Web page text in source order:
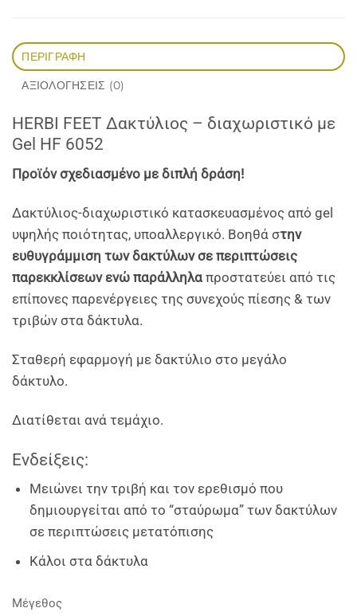
ΠΕΡΙΓΡΑΦΉ
ΑΞΙΟΛΟΓΉΣΕΙΣ (0)
HERBI FEET Δακτύλιος – διαχωριστικό με
Gel HF 6052
Προϊόν σχεδιασμένο με διπλή δράση!
Δακτύλιος-διαχωριστικό κατασκευασμένος από gel
υψηλής ποιότητας, υποαλλεργικό. Βοηθά στην
ευθυγράμμιση των δακτύλων σε περιπτώσεις
παρεκκλίσεων ενώ παράλληλα προστατεύει από τις
επίπονες παρενέργειες της συνεχούς πίεσης & των
τριβών στα δάκτυλα.
Σταθερή εφαρμογή με δακτύλιο στο μεγάλο
δάκτυλο.
Διατίθεται ανά τεμάχιο.
Ενδείξεις:
Μειώνει την τριβή και τον ερεθισμό που
δημιουργείται από το “σταύρωμα” των δακτύλων
σε περιπτώσεις μετατόπισης
Κάλοι στα δάκτυλα
Μέγεθος